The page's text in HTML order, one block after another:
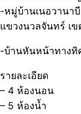
-หมู่บ้านเนอวานา
แขวงนวลจันทร์ เ
-บ้านหันหน้าทางทิ
รายละเอียด
– 4 ห้องนอน
– 5 ห้องน้ำ